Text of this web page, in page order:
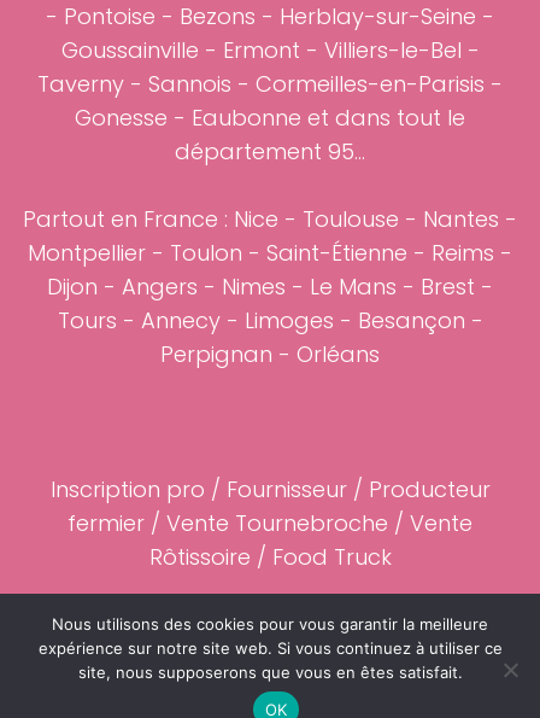
- Pontoise - Bezons - Herblay-sur-Seine -
Goussainville - Ermont - Villiers-le-Bel -
Taverny - Sannois - Cormeilles-en-Parisis -
Gonesse - Eaubonne et dans tout le
département 95...
Partout en France : Nice - Toulouse - Nantes -
Montpellier - Toulon - Saint-Étienne - Reims -
Dijon - Angers - Nimes - Le Mans - Brest -
Tours - Annecy- Limoges - Besançon -
Perpignan - Orléans
Inscription pro / Fournisseur/ Producteur
fermier / Vente Tournebroche / Vente
Rôtissoire / Food Truck
Partenaires- Mentions légales
©2023 Cochon-de-Lait.fr
Nous utilisons des cookies pour vous garantir la meilleure
expérience sur notre site web. Si vous continuez à utiliser ce
site, nous supposerons que vous en êtes satisfait.
OK